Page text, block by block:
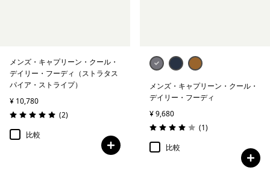
メンズ・キャプリーン・クール・
デイリー・フーディ（ストラタス
パイア・ストライプ）
¥ 10,780
評価: 5.0 / 5
(2レビュー
)
比較
メンズ・キャプリーン・クール・
デイリー・フーディ
¥ 9,680
評価: 4.0 / 5
(1レビュー
)
比較